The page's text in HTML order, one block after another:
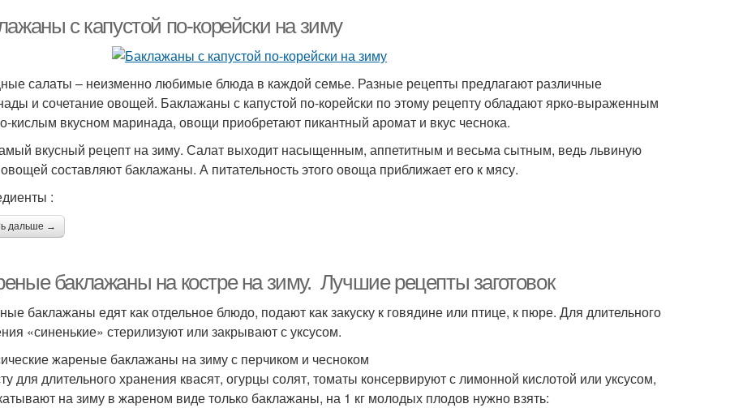
с капустой по-корейски на зиму
салаты – неизменно любимые блюда в каждой семье. Разные рецепты предлагают различные
и сочетание овощей. Баклажаны с капустой по-корейски по этому рецепту обладают ярко-выраженным
кислым вкусном маринада, овощи приобретают пикантный аромат и вкус чеснока.
вкусный рецепт на зиму. Салат выходит насыщенным, аппетитным и весьма сытным, ведь львиную
составляют баклажаны. А питательность этого овоща приближает его к мясу.
:
дальше →
баклажаны на костре на зиму. Лучшие рецепты заготовок
баклажаны едят как отдельное блюдо, подают как закуску к говядине или птице, к пюре. Для длительного
«синенькие» стерилизуют или закрывают с уксусом.
жареные баклажаны на зиму с перчиком и чесноком
для длительного хранения квасят, огурцы солят, томаты консервируют с лимонной кислотой или уксусом,
на зиму в жареном виде только баклажаны, на 1 кг молодых плодов нужно взять: